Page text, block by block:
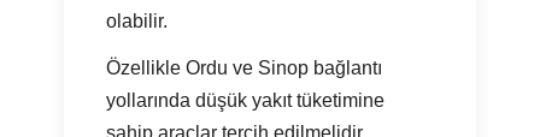
olabilir.
Özellikle Ordu ve Sinop bağlantı
yollarında düşük yakıt tüketimine
sahip araçlar tercih edilmelidir.